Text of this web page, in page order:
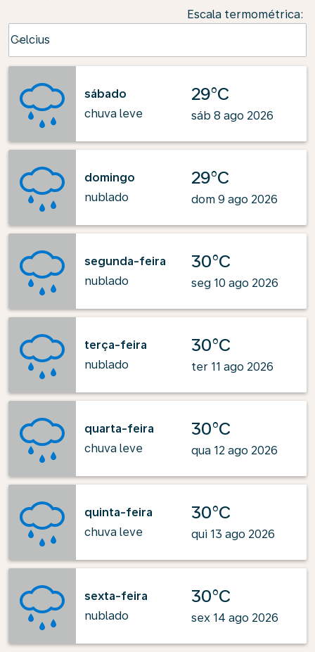
Escala termométrica:
Celcius
keyboard_arrow_down
sábado
chuva leve
29°C
sáb 8 ago 2026
domingo
nublado
29°C
dom 9 ago 2026
segunda-feira
nublado
30°C
seg 10 ago 2026
terça-feira
nublado
30°C
ter 11 ago 2026
quarta-feira
chuva leve
30°C
qua 12 ago 2026
quinta-feira
chuva leve
30°C
qui 13 ago 2026
sexta-feira
nublado
30°C
sex 14 ago 2026